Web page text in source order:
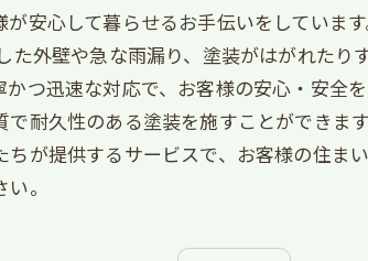
安心して暮らせるお手伝いをしていま
外壁や急な雨漏り、塗装がはがれた
つ迅速な対応で、お客様の安心・安全
耐久性のある塗装を施すことができま
が提供するサービスで、お客様の住ま
。